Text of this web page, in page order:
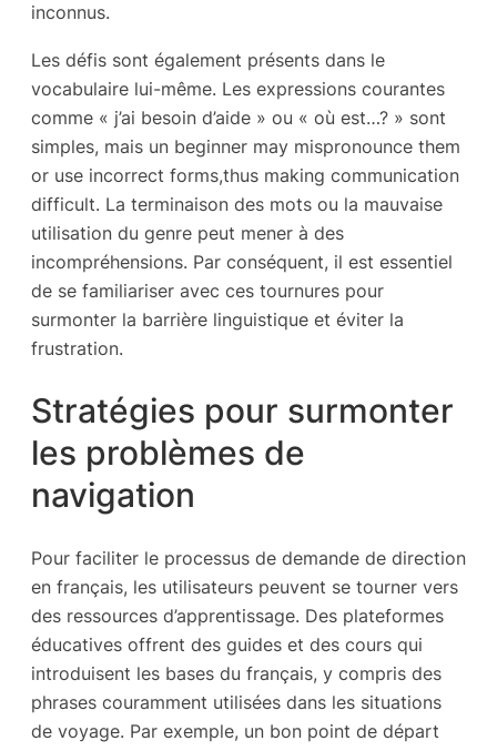
inconnus.
Les défis sont également présents dans le
vocabulaire lui-même. Les expressions courantes
comme « j’ai besoin d’aide » ou « où est…? » sont
simples, mais un beginner may mispronounce them
or use incorrect forms,thus making communication
difficult. La terminaison des mots ou la mauvaise
utilisation du genre peut mener à des
incompréhensions. Par conséquent, il est essentiel
de se familiariser avec ces tournures pour
surmonter la barrière linguistique et éviter la
frustration.
Stratégies pour surmonter
les problèmes de
navigation
Pour faciliter le processus de demande de direction
en français, les utilisateurs peuvent se tourner vers
des ressources d’apprentissage. Des plateformes
éducatives offrent des guides et des cours qui
introduisent les bases du français, y compris des
phrases couramment utilisées dans les situations
de voyage. Par exemple, un bon point de départ